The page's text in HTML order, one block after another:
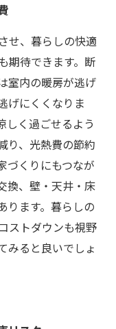
せ、暮らしの快適
期待できます。断
室内の暖房が逃げ
げにくくなりま
しく過ごせるよう
り、光熱費の節約
づくりにもつなが
換、壁・天井・床
ります。暮らしの
ストダウンも視野
みると良いでしょ